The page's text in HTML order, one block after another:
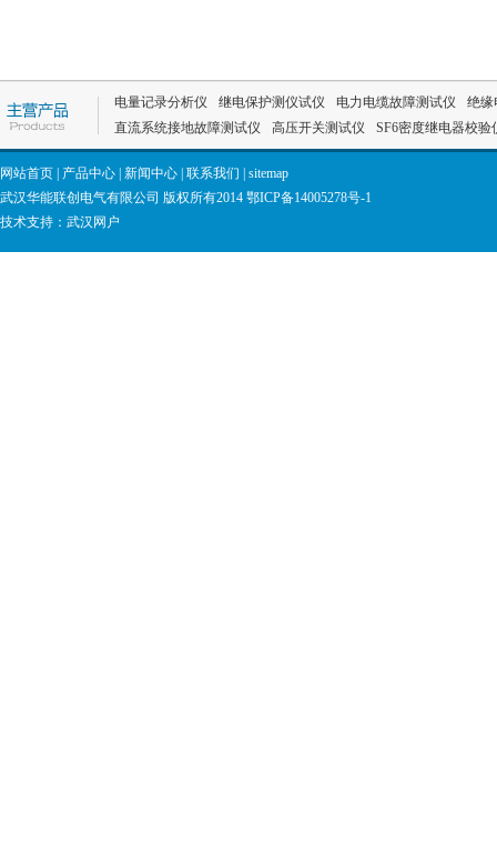
电量记录分析仪 继电保护测仪试仪 电力电缆故障测试仪
绝缘
直流系统接地故障测试仪
高压开关测试仪 SF6密度继电器校验
网站首页 产品中心 新闻中心 联系我们
sitemap
武汉华能联创电气有限公司 版权所有2014 鄂ICP备14005278号-1
技术支持： 武汉网户